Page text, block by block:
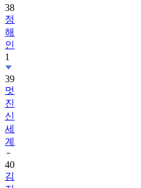
38
정
해
인
1
39
멋
진
신
세
계
40
김